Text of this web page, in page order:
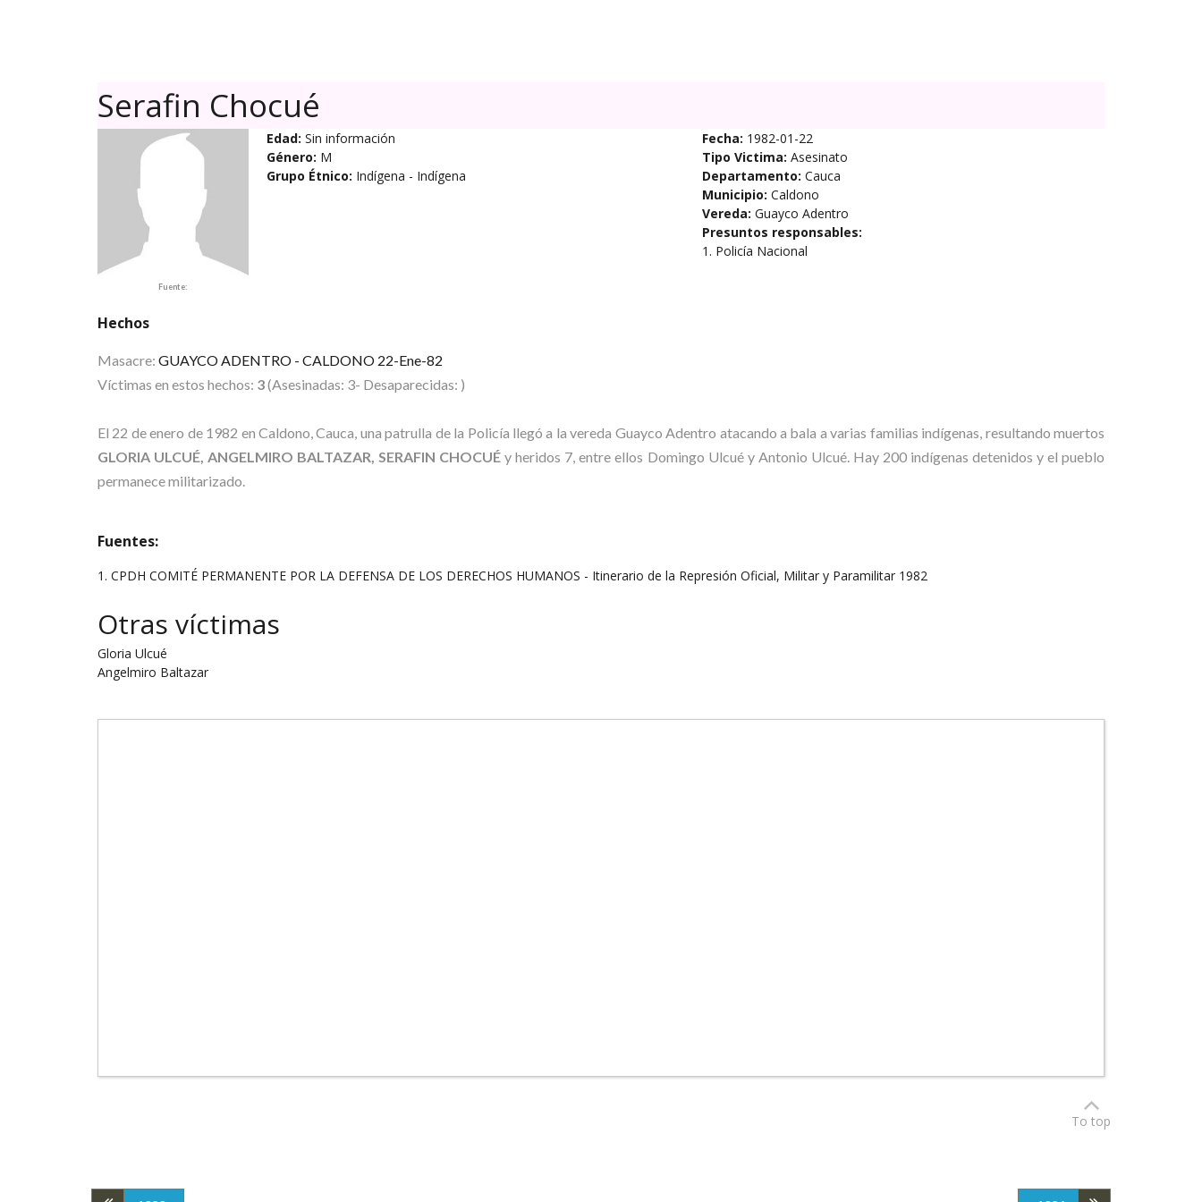
Serafin Chocué
Fuente:
Edad: Sin información
Género: M
Grupo Étnico: Indígena - Indígena
Fecha: 1982-01-22
Tipo Victima: Asesinato
Departamento: Cauca
Municipio: Caldono
Vereda: Guayco Adentro
Presuntos responsables:
1. Policía Nacional
Hechos
Masacre: GUAYCO ADENTRO - CALDONO 22-Ene-82
Víctimas en estos hechos: 3(Asesinadas: 3- Desaparecidas: )
El 22 de enero de 1982 en Caldono, Cauca, una patrulla de la Policía llegó a la vereda Guayco Adentro atacando a bala a varias familias indígenas, resultando muertos
GLORIA ULCUÉ, ANGELMIRO BALTAZAR, SERAFIN CHOCUÉy heridos 7, entre ellos Domingo Ulcué y Antonio Ulcué. Hay 200 indígenas detenidos y el pueblo
permanece militarizado.
Fuentes:
1. CPDH COMITÉ PERMANENTE POR LA DEFENSA DE LOS DERECHOS HUMANOS - Itinerario de la Represión Oficial, Militar y Paramilitar 1982
Otras víctimas
Gloria Ulcué
Angelmiro Baltazar
To top